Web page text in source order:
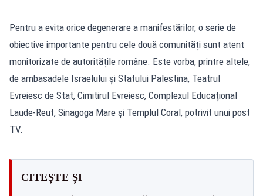
Pentru a evita orice degenerare a manifestărilor, o serie de
obiective importante pentru cele două comunități sunt atent
monitorizate de autoritățile române. Este vorba, printre altele,
de ambasadele Israelului și Statului Palestina, Teatrul
Evreiesc de Stat, Cimitirul Evreiesc, Complexul Educațional
Laude-Reut, Sinagoga Mare și Templul Coral, potrivit unui post
TV.
CITEȘTE ȘI